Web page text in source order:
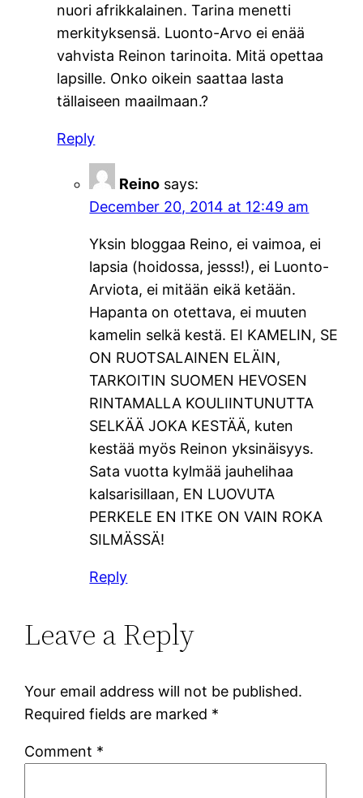
nuori afrikkalainen. Tarina menetti
merkityksensä. Luonto-Arvo ei enää
vahvista Reinon tarinoita. Mitä opettaa
lapsille. Onko oikein saattaa lasta
tällaiseen maailmaan.?
Reply
Reino says:
December 20, 2014 at 12:49 am
Yksin bloggaa Reino, ei vaimoa, ei
lapsia (hoidossa, jesss!), ei Luonto-
Arviota, ei mitään eikä ketään.
Hapanta on otettava, ei muuten
kamelin selkä kestä. EI KAMELIN, SE
ON RUOTSALAINEN ELÄIN,
TARKOITIN SUOMEN HEVOSEN
RINTAMALLA KOULIINTUNUTTA
SELKÄÄ JOKA KESTÄÄ, kuten
kestää myös Reinon yksinäisyys.
Sata vuotta kylmää jauhelihaa
kalsarisillaan, EN LUOVUTA
PERKELE EN ITKE ON VAIN ROKA
SILMÄSSÄ!
Reply
Leave a Reply
Your email address will not be published.
Required fields are marked *
Comment *